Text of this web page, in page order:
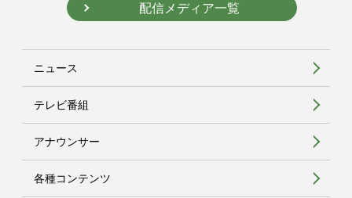
配信メディア一覧
ニュース
テレビ番組
アナウンサー
各種コンテンツ